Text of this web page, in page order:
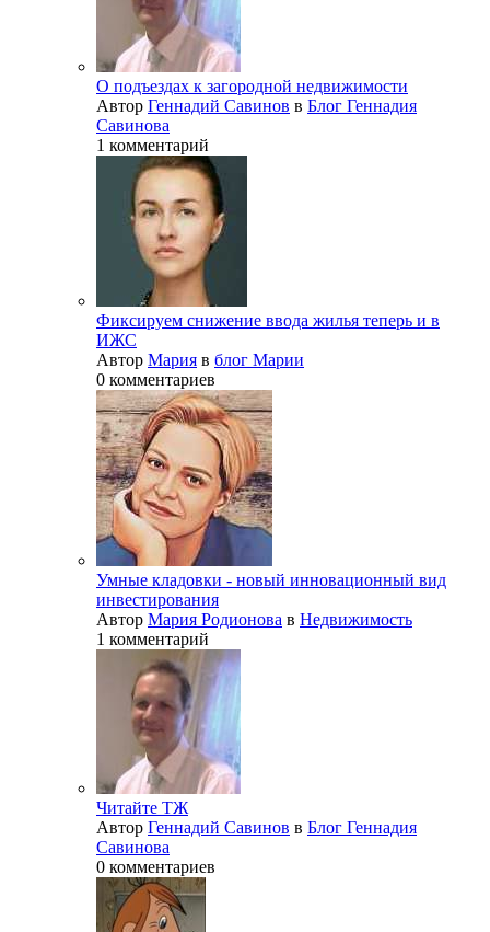
О подъездах к загородной недвижимости
Автор Геннадий Савинов в Блог Геннадия
Савинова
1 комментарий
Фиксируем снижение ввода жилья теперь и в
ИЖС
Автор Мария в блог Марии
0 комментариев
Умные кладовки - новый инновационный вид
инвестирования
Автор Мария Родионова в Недвижимость
1 комментарий
Читайте ТЖ
Автор Геннадий Савинов в Блог Геннадия
Савинова
0 комментариев